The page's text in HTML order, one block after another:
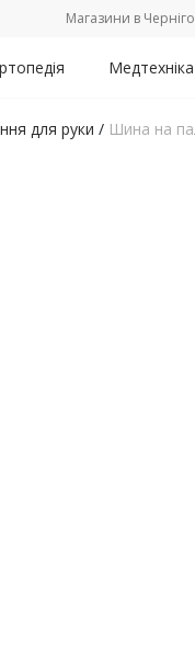
Магазини в
Медтехніка
для руки / Шина на